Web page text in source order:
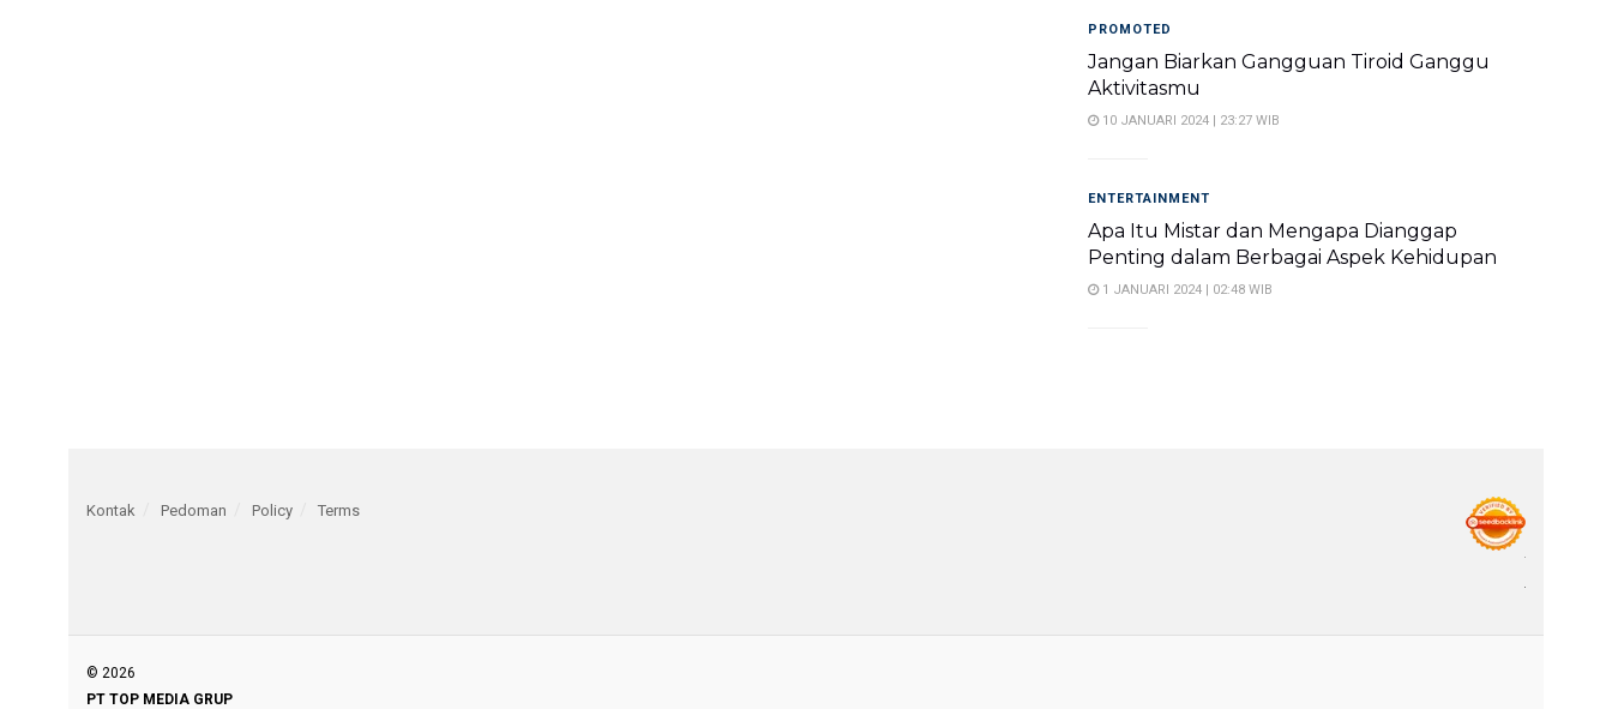
PROMOTED
Jangan Biarkan Gangguan Tiroid Ganggu
Aktivitasmu
10 JANUARI 2024 | 23:27 WIB
ENTERTAINMENT
Apa Itu Mistar dan Mengapa Dianggap
Penting dalam Berbagai Aspek Kehidupan
1 JANUARI 2024 | 02:48 WIB
Kontak Pedoman Policy Terms
© 2026
PT TOP MEDIA GRUP